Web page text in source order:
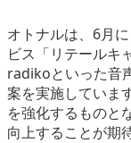
オトナルは、6月
ビス「リテールキ
radikoといった音
案を実施していま
を強化するものと
向上することが期